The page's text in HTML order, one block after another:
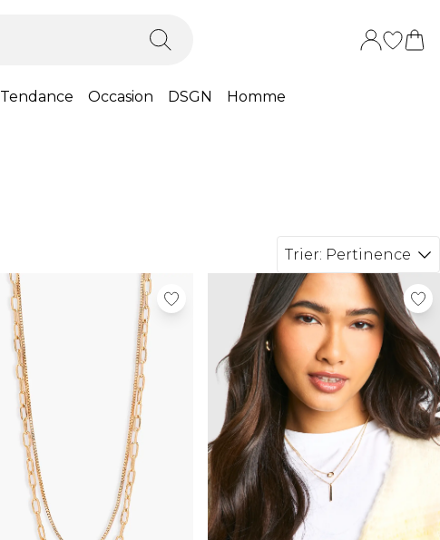
Tendance Occasion DSGN Homme
Trier: Pertinence